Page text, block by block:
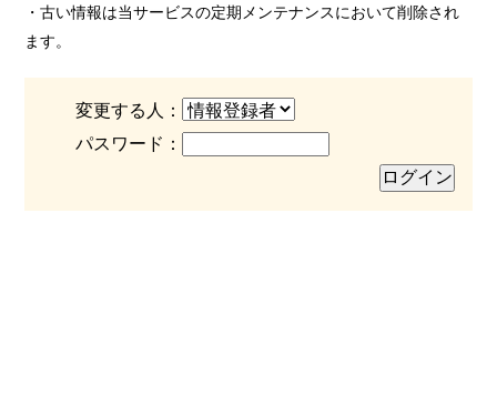
・古い情報は当サービスの定期メンテナンスにおいて削除され
ます。
変更する人：
パスワード：